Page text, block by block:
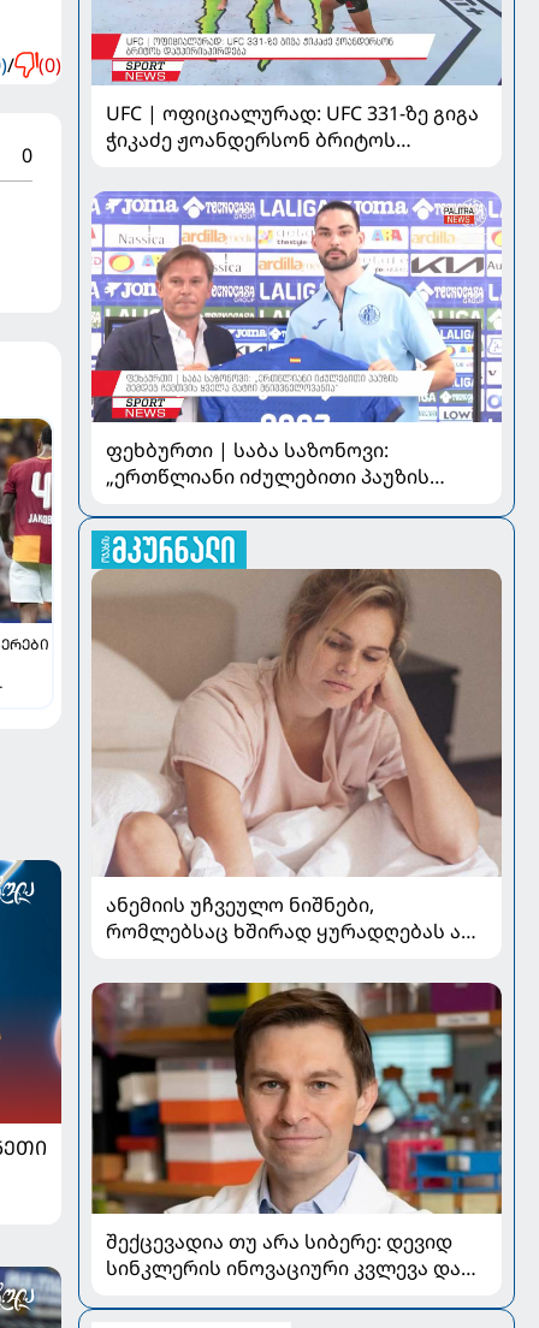
/ (0)
0
UFC | ოფიციალურად: UFC 331-ზე გიგა
ჭიკაძე ჟოანდერსონ ბრიტოს
ფეხბურთი | საბა საზონოვი:
„ერთწლიანი იძულებითი პაუზის
მნიშვნელოვანია“
ანემიის უჩვეულო ნიშნები,
რომლებსაც ხშირად ყურადღებას არ
შექცევადია თუ არა სიბერე: დევიდ
სინკლერის ინოვაციური კვლევა და